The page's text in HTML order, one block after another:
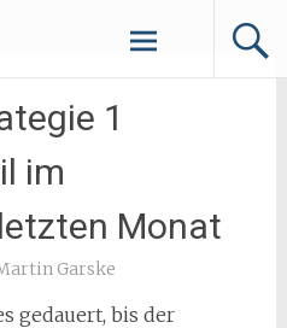
1
im
Monat
Garske
gedauert, bis der